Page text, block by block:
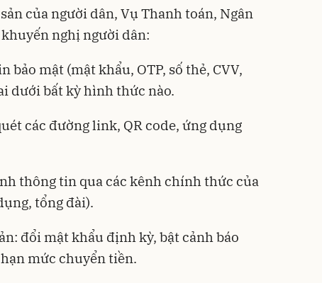
của người dân, Vụ Thanh toán, Ngân
nghị người dân:
bảo mật (mật khẩu, OTP, số thẻ, CVV,
dưới bất kỳ hình thức nào.
các đường link, QR code, ứng dụng
thông tin qua các kênh chính thức của
tổng đài).
đổi mật khẩu định kỳ, bật cảnh báo
mức chuyển tiền.